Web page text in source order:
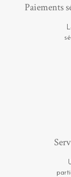
Paiements